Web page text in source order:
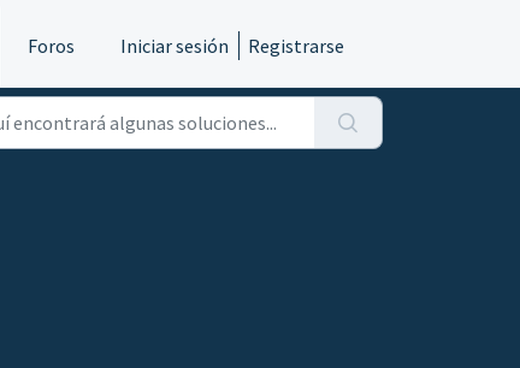
Foros Iniciar sesión Registrarse